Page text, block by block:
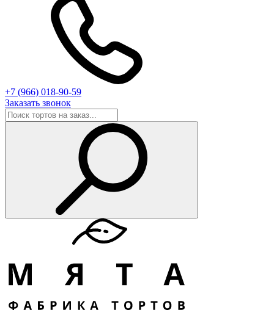
+7 (966) 018-90-59
Заказать звонок